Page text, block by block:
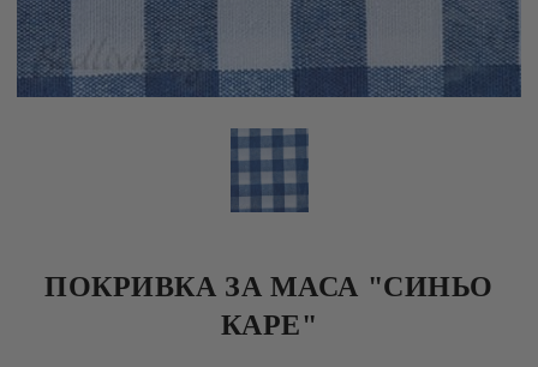
ПОКРИВКА ЗА МАСА "СИНЬО
КАРЕ"